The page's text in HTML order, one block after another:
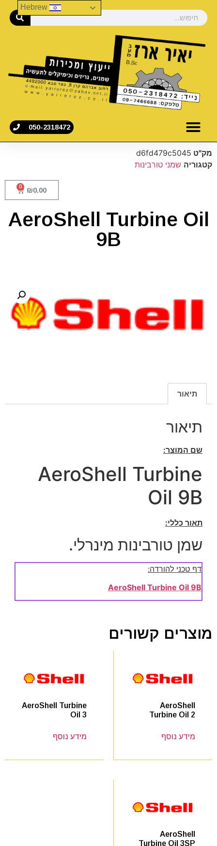
050-2318472
מק"ט d6fd479c5045
קטגוריה שמני טורבינות
₪0.00
0
AeroShell Turbine Oil
9B
תיאור
תיאור
שם המוצר:
AeroShell Turbine
Oil 9B
תאור כללי:
שמן טורבינות מינרלי.
דף טכני להורדה:
AeroShell Turbine Oil 9B
מוצרים קשורים
AeroShell
Turbine Oil 2
מידע נוסף
AeroShell Turbine
Oil 3
מידע נוסף
AeroShell
Turbine Oil 3SP
Hebrew